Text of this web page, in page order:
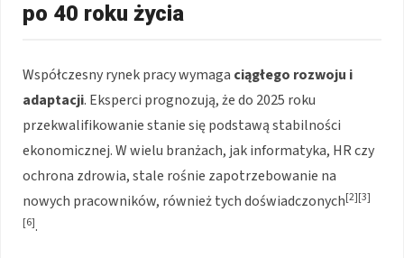
po 40 roku życia
Współczesny rynek pracy wymaga ciągłego rozwoju i
adaptacji. Eksperci prognozują, że do 2025 roku
przekwalifikowanie stanie się podstawą stabilności
ekonomicznej. W wielu branżach, jak informatyka, HR czy
ochrona zdrowia, stale rośnie zapotrzebowanie na
nowych pracowników, również tych doświadczonych[2][3]
[6].